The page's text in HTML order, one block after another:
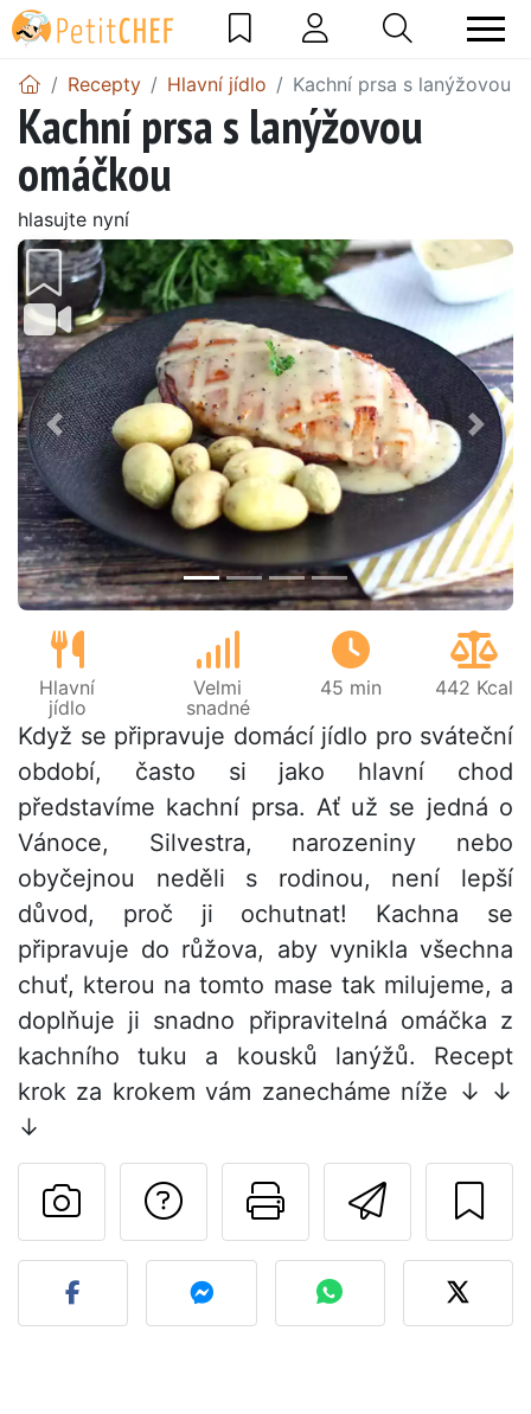
Recepty Hlavní jídlo Kachní prsa s lanýžovou
Kachní prsa s lanýžovou
omáčkou
hlasujte nyní
Předchozí Další
Hlavní
jídlo
Velmi
snadné
45 min 442 Kcal
Když se připravuje domácí jídlo pro sváteční
období, často si jako hlavní chod
představíme kachní prsa. Ať už se jedná o
Vánoce, Silvestra, narozeniny nebo
obyčejnou neděli s rodinou, není lepší
důvod, proč ji ochutnat! Kachna se
připravuje do růžova, aby vynikla všechna
chuť, kterou na tomto mase tak milujeme, a
doplňuje ji snadno připravitelná omáčka z
kachního tuku a kousků lanýžů. Recept
krok za krokem vám zanecháme níže ↓ ↓
↓
Vytisknout
Položit otázku
Zveřejněte svou